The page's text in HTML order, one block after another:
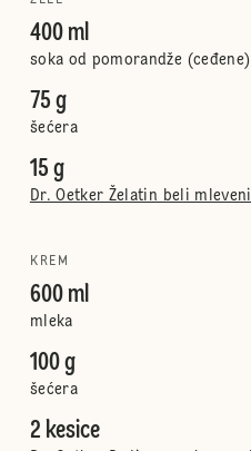
400 ml
soka od pomorandže (ceđene)
75 g
šećera
15 g
Dr. Oetker Želatin beli mleveni
KREM
600 ml
mleka
100 g
šećera
2 kesice